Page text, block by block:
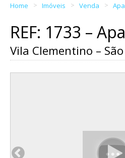
Home Imóveis Venda
REF: 1733 –
Vila Clementino – São